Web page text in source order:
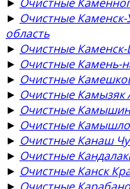
► Очистные Каменск-
область
► Очистные Каменск-
► Очистные Камень-
► Очистные
► Очистные Камызяк
► Очистные Камышин
► Очистные
► Очистные Канаш
► Очистные
► Очистные Канск